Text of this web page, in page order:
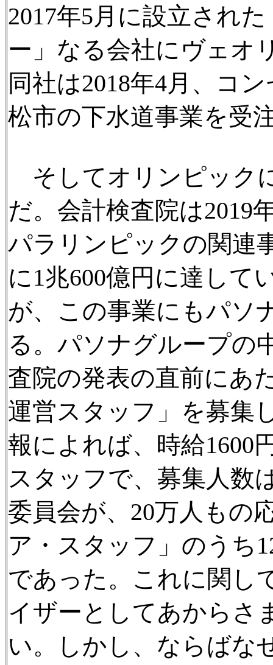
2017年5月に設立され
ー」なる会社にヴェオ
同社は2018年4月、コ
松市の下水道事業を受
そしてオリンピック
だ。会計検査院は2019
パラリンピックの関連
に1兆600億円に達して
が、この事業にもパソ
る。パソナグループの
査院の発表の直前にあ
運営スタッフ」を募集
報によれば、時給1600
スタッフで、募集人数
委員会が、20万人もの
ア・スタッフ」のうち
であった。これに関し
イザーとしてあからさ
い。しかし、ならばな